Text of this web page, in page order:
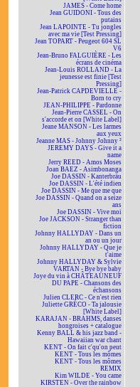
JAMES - Come home
Jean GUIDONI - Tous des
putains
Jean LAPOINTE - Tu jongles
avec ma vie [Test Pressing]
Jean TOPART - Peugeot 604 SL
V6
Jean-Bruno FALGUIÈRE - Les
écrans de cinéma
Jean-Louis ROLLAND - La
jeunesse est finie [Test
Pressing]
Jean-Patrick CAPDEVIELLE -
Born to cry
JEAN-PHILIPPE - Pardonne
Jean-Pierre CASSEL - On
s'accorde et on [White Label]
Jeane MANSON - Les larmes
aux yeux
Jeanne MAS - Johnny Johnny ²
JEREMY DAYS - Give it a
name
Jerry REED - Amos Moses
Joan BAEZ - Asimbonanga
Joe DASSIN - Kanterbräu
Joe DASSIN - L'été indien
Joe DASSIN - Me que me que
Joe DASSIN - Quand on a seize
ans
Joe DASSIN - Vive moi
Joe JACKSON - Stranger than
fiction
Johnny HALLYDAY - Dans un
an ou un jour
Johnny HALLYDAY - Que je
t'aime
Johnny HALLYDAY & Sylvie
VARTAN - Bye bye baby
Joye du vin à CHÂTEAUNEUF
DU PAPE - Chansons des
échansons
Julien CLERC - Ce n'est rien
Juliette GRÉCO - Ta jalousie
[White Label]
KARAJAN - BRAHMS, danses
hongroises + catalogue
Kenny BALL & his jazz band -
Hawaiian war chant
KENT - On fait c'qu'on peut
KENT - Tous les mômes
KENT - Tous les mômes
REMIX
Kim WILDE - You came
KIRSTEN - Over the rainbow